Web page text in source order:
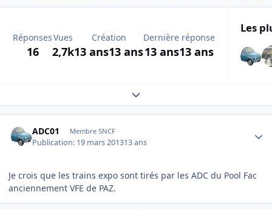
Réponses
16
Vues
2,7k
Création
13 ans13 ans
Dernière réponse
13 ans13 ans
Les
Expand topic overview
ADC01 Membre SNCF
Publication: 19 mars 201313 ans
Je crois que les trains expo sont tirés par les ADC du Pool Fac
anciennement VFE de PAZ.